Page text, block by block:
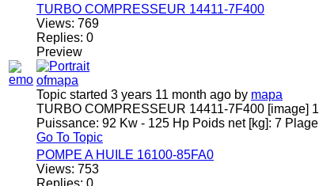
TURBO COMPRESSEUR 14411-7F400
Views: 769
Replies: 0
Preview
Topic started 3 years 11 month ago by mapa
TURBO COMPRESSEUR 14411-7F400 [image]
Puissance: 92 Kw - 125 Hp Poids net [kg]: 7
Go To Topic
POMPE A HUILE 16100-85FA0
Views: 753